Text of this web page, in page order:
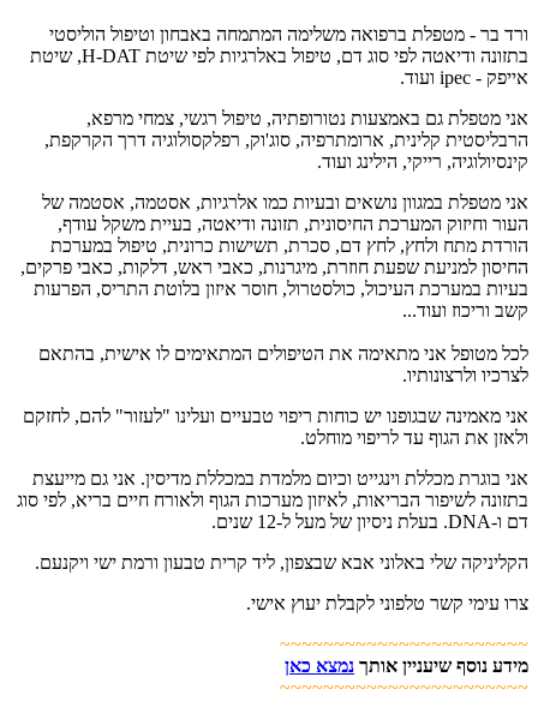
ורד בר - מטפלת ברפואה משלימה המתמחה באבחון וטיפול הוליסטי
בתזונה ודיאטה לפי סוג דם, טיפול באלרגיות לפי שיטת H-DAT, שיטת
אייפק - ipec ועוד.
אני מטפלת גם באמצעות נטורופתיה, טיפול רגשי, צמחי מרפא,
הרבליסטית קלינית, ארומתרפיה, סוג'וק, רפלקסולוגיה דרך הקרקפת,
קינסיולוגיה, רייקי, הילינג ועוד.
אני מטפלת במגוון נושאים ובעיות כמו אלרגיות, אסטמה, אסטמה של
העור וחיזוק המערכת החיסונית, תזונה ודיאטה, בעיית משקל עודף,
הורדת מתח ולחץ, לחץ דם, סכרת, תשישות כרונית, טיפול במערכת
החיסון למניעת שפעת חוזרת, מיגרנות, כאבי ראש, דלקות, כאבי פרקים,
בעיות במערכת העיכול, כולסטרול, חוסר איזון בלוטת התריס, הפרעות
קשב וריכוז ועוד...
לכל מטופל אני מתאימה את הטיפולים המתאימים לו אישית, בהתאם
לצרכיו ולרצונותיו.
אני מאמינה שבגופנו יש כוחות ריפוי טבעיים ועלינו "לעזור" להם, לחזקם
ולאזן את הגוף עד לריפוי מוחלט.
אני בוגרת מכללת וינגייט וכיום מלמדת במכללת מדיסין. אני גם מייעצת
בתזונה לשיפור הבריאות, לאיזון מערכות הגוף ולאורח חיים בריא, לפי סוג
דם ו-DNA. בעלת ניסיון של מעל ל-12 שנים.
הקליניקה שלי באלוני אבא שבצפון, ליד קרית טבעון ורמת ישי ויקנעם.
צרו עימי קשר טלפוני לקבלת יעוץ אישי.
~~~~~~~~~~~~~~~~~~~~~~~
מידע נוסף שיעניין אותך נמצא כאן
~~~~~~~~~~~~~~~~~~~~~~~